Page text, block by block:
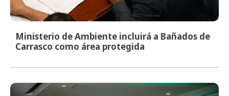
Ministerio de Ambiente incluirá a Bañados de
Carrasco como área protegida